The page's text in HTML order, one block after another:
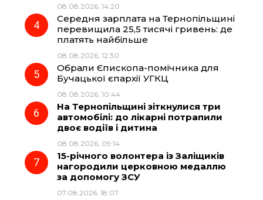
08.08.2026, 14:20
Середня зарплата на Тернопільщині
перевищила 25,5 тисячі гривень: де
платять найбільше
08.08.2026, 12:30
Обрали Єпископа-помічника для
Бучацької єпархії УГКЦ
08.08.2026, 10:44
На Тернопільщині зіткнулися три
автомобілі: до лікарні потрапили
двоє водіїв і дитина
08.08.2026, 09:14
15-річного волонтера із Заліщиків
нагородили церковною медаллю
за допомогу ЗСУ
07.08.2026, 18:07